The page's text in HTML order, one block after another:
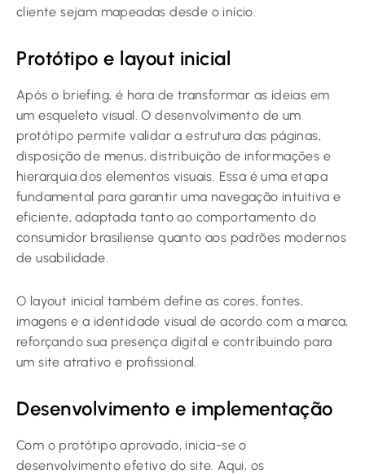
cliente sejam mapeadas desde o início.
Protótipo e layout inicial
Após o briefing, é hora de transformar as ideias em
um esqueleto visual. O desenvolvimento de um
protótipo permite validar a estrutura das páginas,
disposição de menus, distribuição de informações e
hierarquia dos elementos visuais. Essa é uma etapa
fundamental para garantir uma navegação intuitiva e
eficiente, adaptada tanto ao comportamento do
consumidor brasiliense quanto aos padrões modernos
de usabilidade.
O layout inicial também define as cores, fontes,
imagens e a identidade visual de acordo com a marca,
reforçando sua presença digital e contribuindo para
um site atrativo e profissional.
Desenvolvimento e implementação
Com o protótipo aprovado, inicia-se o
desenvolvimento efetivo do site. Aqui, os